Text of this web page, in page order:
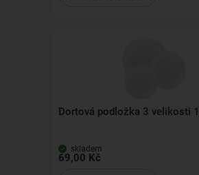
Dortová podložka 3 velikosti
skladem
69,00 Kč